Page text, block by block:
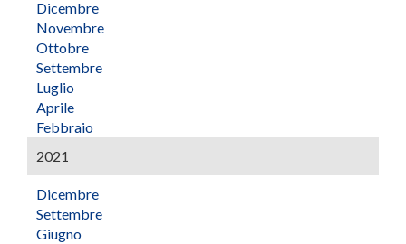
Dicembre
Novembre
Ottobre
Settembre
Luglio
Aprile
Febbraio
2021
Dicembre
Settembre
Giugno